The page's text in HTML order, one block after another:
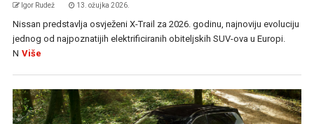
Igor Rudež 13. ožujka 2026.
Nissan predstavlja osvježeni X-Trail za 2026. godinu, najnoviju evoluciju
jednog od najpoznatijih elektrificiranih obiteljskih SUV-ova u Europi.
N Više